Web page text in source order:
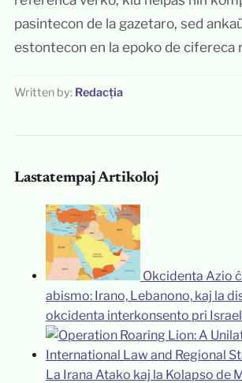
pasintecon de la gazetaro, sed
estontecon en la epoko de cifereca
Written by: Redacția
Lastatempaj Artikoloj
Okcidenta Azio
abismo: Irano, Lebanono, kaj la
okcidenta interkonsento pri
La Irana Atako kaj la Kolapso de